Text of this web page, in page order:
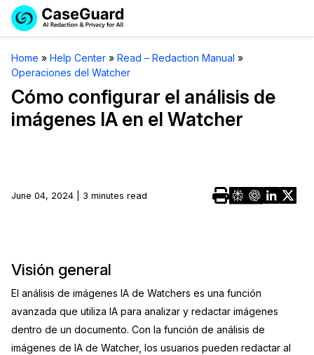
Servicios
Licencia de CaseGuard Studio
Precios de Redacción a Pedido
Soluciones
Redacción de vídeos
Redacción de audio
Redacción de imágenes
Transcripción y Traducción
Industrias
Transportación
Educación
El Gobierno
Sector Jurídico
Recursos
Artículos
Casos Practicos
Solicitar cotización
Demo
Home » Help Center » Read – Redaction Manual »
Operaciones del Watcher
Cómo configurar el análisis de
imágenes IA en el Watcher
June 04, 2024 | 3 minutes read
Visión general
El análisis de imágenes IA de Watchers es una función
avanzada que utiliza IA para analizar y redactar imágenes
dentro de un documento. Con la función de análisis de
imágenes de IA de Watcher, los usuarios pueden redactar al